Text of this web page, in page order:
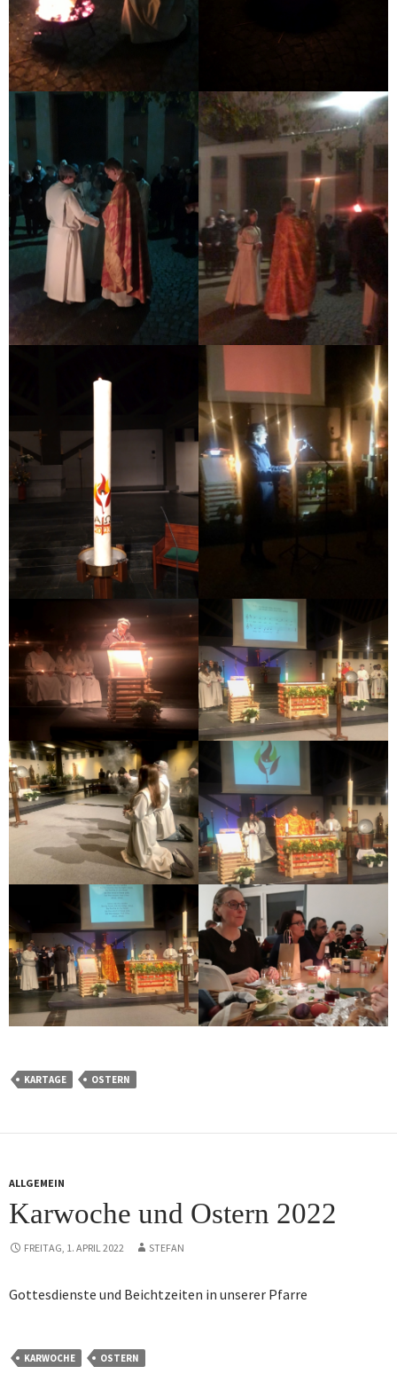
KARTAGE OSTERN
ALLGEMEIN
Karwoche und Ostern 2022
FREITAG, 1. APRIL 2022 STEFAN
Gottesdienste und Beichtzeiten in unserer Pfarre
KARWOCHE OSTERN